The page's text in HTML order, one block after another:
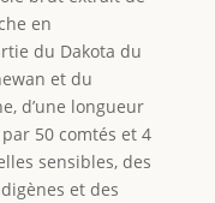
en
du Dakota du
et du
d’une longueur
50 comtés et 4
sensibles, des
et des